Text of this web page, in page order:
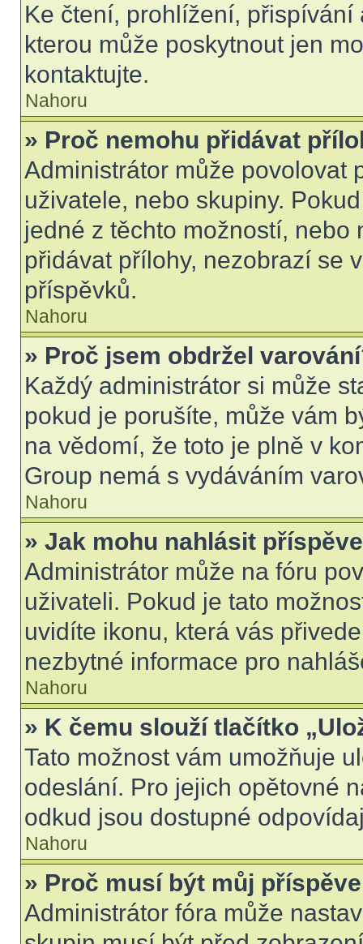
Ke čtení, prohlížení,
kterou může poskytnout jen
kontaktujte.
Nahoru
» Proč nemohu přidávat
Administrátor může povolovat
uživatele, nebo skupiny.
jedné z těchto možností,
přidávat přílohy, nezobrazí se
příspěvků.
Nahoru
» Proč jsem obdržel
Každý administrátor si může
pokud je porušíte, může vám
na vědomí, že toto je plně v
Group nemá s vydáváním
Nahoru
» Jak mohu nahlásit
Administrátor může na fóru
uživateli. Pokud je tato
uvidíte ikonu, která vás
nezbytné informace pro
Nahoru
» K čemu slouží tlačítko
Tato možnost vám umožňuje
odeslání. Pro jejich opětovné
odkud jsou dostupné
Nahoru
» Proč musí být můj
Administrátor fóra může